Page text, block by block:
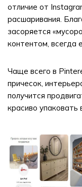
отличие от
расшаривания.
засоряется
контентом, всегда
Чаще всего в
причесок,
получится
красиво упаковать